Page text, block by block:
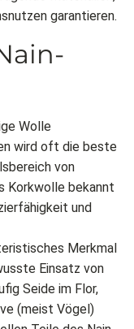
garantieren.
Wolle
wird oft die beste
von
Korkwolle bekannt
und
Merkmal
Einsatz von
Seide im Flor,
(meist Vögel)